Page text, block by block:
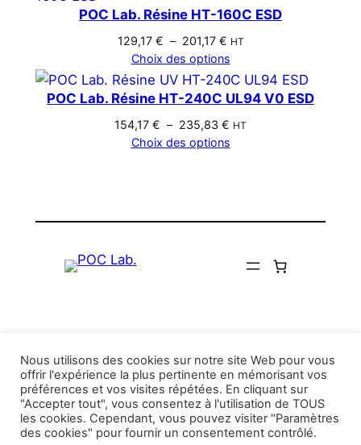
à
83,33 €
POC Lab. Résine HT-160C ESD
129,17 € – 201,17 €Plage
de
prix :
129,17 €
201,17 €
HT
Choix des options
POC Lab. Résine HT-240C UL94 V0 ESD
154,17 € – 235,83 € Plage
de
HT
Choix des options
POC Lab. © 2025 – Realized by O2 Design–
Nous utilisons des cookies sur notre site Web pour vous
offrir l'expérience la plus pertinente en mémorisant vos
préférences et vos visites répétées. En cliquant sur
"Accepter tout", vous consentez à l'utilisation de TOUS
les cookies. Cependant, vous pouvez visiter "Paramètres
des cookies" pour fournir un consentement contrôlé.